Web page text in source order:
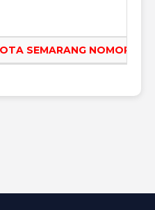
SEMARANG NOMOR 8